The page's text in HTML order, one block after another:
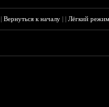
|Вернуться к началу ||Лёгкий